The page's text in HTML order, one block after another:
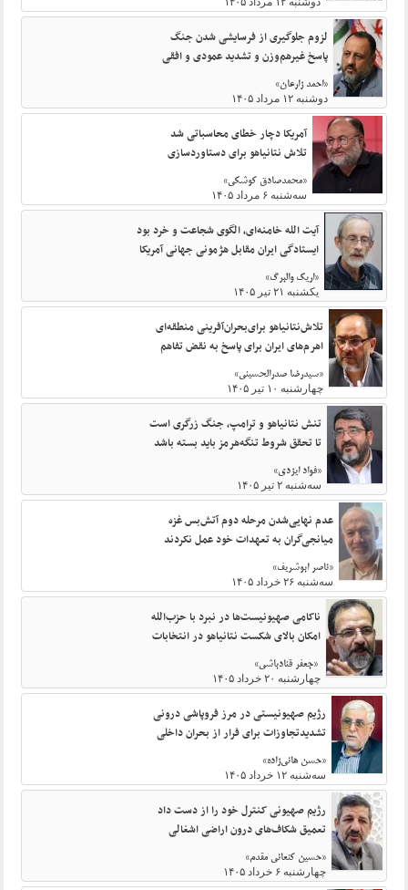
لزوم جلوگیری از فرسایشی شدن جنگ
پاسخ غیرهم‌وزن و تشدید عمودی و افقی
«احمد زارعان»
دوشنبه ۱۲ مرداد ۱۴۰۵
آمریکا دچار خطای محاسباتی شد
تلاش نتانیاهو برای دستاوردسازی
«محمدصادق کوشکی»
سه‌شنبه ۶ مرداد ۱۴۰۵
آیت الله خامنه‌ای، الگوی شجاعت و خرد بود
ایستادگی ایران مقابل هژمونی جهانی آمریکا
«اریک والبرگ»
یکشنبه ۲۱ تیر ۱۴۰۵
تلاش‌نتانیاهو برای‌بحران‌آفرینی منطقه‌ای
اهرم‌های ایران برای پاسخ به نقض تفاهم‌
«سیدرضا صدرالحسینی»
چهارشنبه ۱۰ تیر ۱۴۰۵
تنش نتانیاهو و ترامپ، جنگ زرگری است
تا تحقق شروط تنگه‌هرمز باید بسته باشد
«فواد ایزدی»
سه‌شنبه ۲ تیر ۱۴۰۵
عدم نهایی‌شدن مرحله دوم آتش‌بس غزه
میانجی‌گران به تعهدات خود عمل نکردند
«ناصر ابوشریف»
سه‌شنبه ۲۶ خرداد ۱۴۰۵
ناکامی صهیونیست‌ها در نبرد با حزب‌الله
امکان بالای شکست نتانیاهو در انتخابات
«جعفر قنادباشی»
چهارشنبه ۲۰ خرداد ۱۴۰۵
رژیم صهیونیستی در مرز فروپاشی درونی
تشدیدتجاوزات برای فرار از بحران داخلی
«حسن هانی‌زاده»
سه‌شنبه ۱۲ خرداد ۱۴۰۵
رژیم صهیونی کنترل خود را از دست داد
تعمیق شکاف‌های درون اراضی اشغالی
«حسین کنعانی مقدم»
چهارشنبه ۶ خرداد ۱۴۰۵